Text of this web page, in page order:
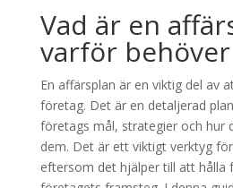
Vad är en
varför
En affärsplan är en viktig del av
företag. Det är en detaljerad
företags mål, strategier och hur
dem. Det är ett viktigt verktyg
eftersom det hjälper till att hålla